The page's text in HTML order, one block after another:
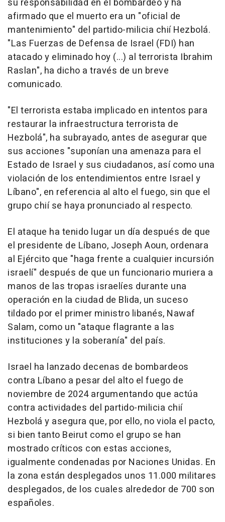
su responsabilidad en el bombardeo y ha
afirmado que el muerto era un "oficial de
mantenimiento" del partido-milicia chií Hezbolá.
"Las Fuerzas de Defensa de Israel (FDI) han
atacado y eliminado hoy (...) al terrorista Ibrahim
Raslan", ha dicho a través de un breve
comunicado.
"El terrorista estaba implicado en intentos para
restaurar la infraestructura terrorista de
Hezbolá", ha subrayado, antes de asegurar que
sus acciones "suponían una amenaza para el
Estado de Israel y sus ciudadanos, así como una
violación de los entendimientos entre Israel y
Líbano", en referencia al alto el fuego, sin que el
grupo chií se haya pronunciado al respecto.
El ataque ha tenido lugar un día después de que
el presidente de Líbano, Joseph Aoun, ordenara
al Ejército que "haga frente a cualquier incursión
israelí" después de que un funcionario muriera a
manos de las tropas israelíes durante una
operación en la ciudad de Blida, un suceso
tildado por el primer ministro libanés, Nawaf
Salam, como un "ataque flagrante a las
instituciones y la soberanía" del país.
Israel ha lanzado decenas de bombardeos
contra Líbano a pesar del alto el fuego de
noviembre de 2024 argumentando que actúa
contra actividades del partido-milicia chií
Hezbolá y asegura que, por ello, no viola el pacto,
si bien tanto Beirut como el grupo se han
mostrado críticos con estas acciones,
igualmente condenadas por Naciones Unidas. En
la zona están desplegados unos 11.000 militares
desplegados, de los cuales alrededor de 700 son
españoles.